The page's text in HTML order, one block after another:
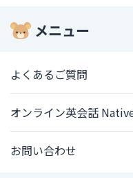
メニュー
よくあるご質問
オンライン英会話
お問い合わせ